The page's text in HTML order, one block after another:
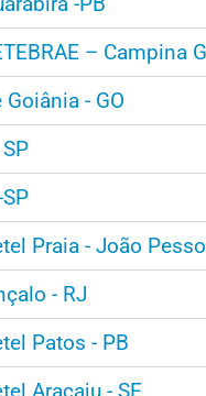
– Campina
- GO
Praia - João
- RJ
Patos - PB